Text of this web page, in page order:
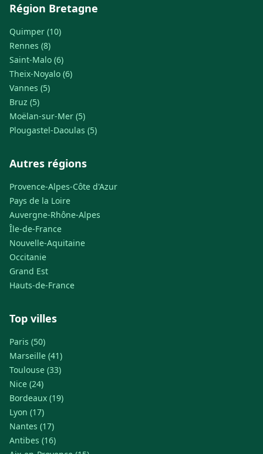
Région Bretagne
Quimper (10)
Rennes (8)
Saint-Malo (6)
Theix-Noyalo (6)
Vannes (5)
Bruz (5)
Moëlan-sur-Mer (5)
Plougastel-Daoulas (5)
Autres régions
Provence-Alpes-Côte d'Azur
Pays de la Loire
Auvergne-Rhône-Alpes
Île-de-France
Nouvelle-Aquitaine
Occitanie
Grand Est
Hauts-de-France
Top villes
Paris (50)
Marseille (41)
Toulouse (33)
Nice (24)
Bordeaux (19)
Lyon (17)
Nantes (17)
Antibes (16)